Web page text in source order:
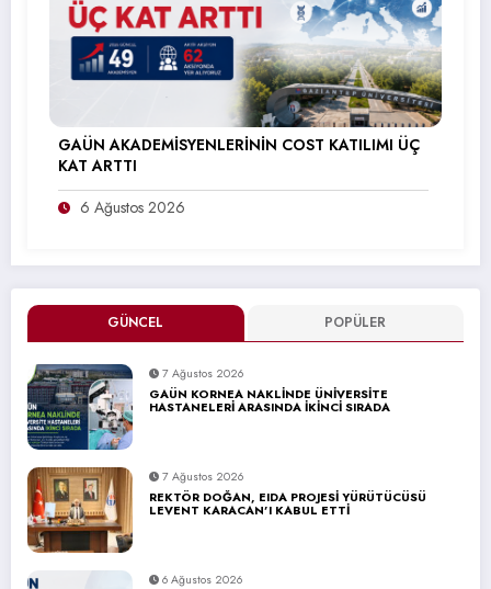
GÜNCEL POPÜLER
7 Ağustos 2026
GAÜN KORNEA NAKLİNDE ÜNİVERSİTE
HASTANELERİ ARASINDA İKİNCİ SIRADA
7 Ağustos 2026
REKTÖR DOĞAN, EIDA PROJESİ YÜRÜTÜCÜSÜ
LEVENT KARACAN’I KABUL ETTİ
6 Ağustos 2026
GAÜN AKADEMİSYENLERİNİN COST KATILIMI ÜÇ
KAT ARTTI
6 Ağustos 2026